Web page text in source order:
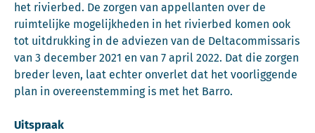
het rivierbed. De zorgen van appellanten over de
ruimtelijke mogelijkheden in het rivierbed komen ook
tot uitdrukking in de adviezen van de Deltacommissaris
van 3 december 2021 en van 7 april 2022. Dat die zorgen
breder leven, laat echter onverlet dat het voorliggende
plan in overeenstemming is met het Barro.
Uitspraak